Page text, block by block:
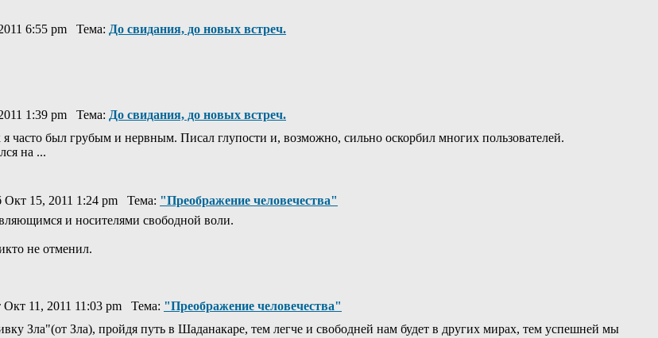
6:55 pm Тема: До свидания, до новых встреч.
1:39 pm Тема: До свидания, до новых встреч.
я часто был грубым и нервным. Писал глупости и, возможно, сильно оскорбил многих пользователей.
на ...
15, 2011 1:24 pm Тема: "Преображение человечества"
и носителями свободной воли.
не отменил.
11, 2011 11:03 pm Тема: "Преображение человечества"
Зла"(от Зла), пройдя путь в Шаданакаре, тем легче и свободней нам будет в других мирах, тем успешней мы